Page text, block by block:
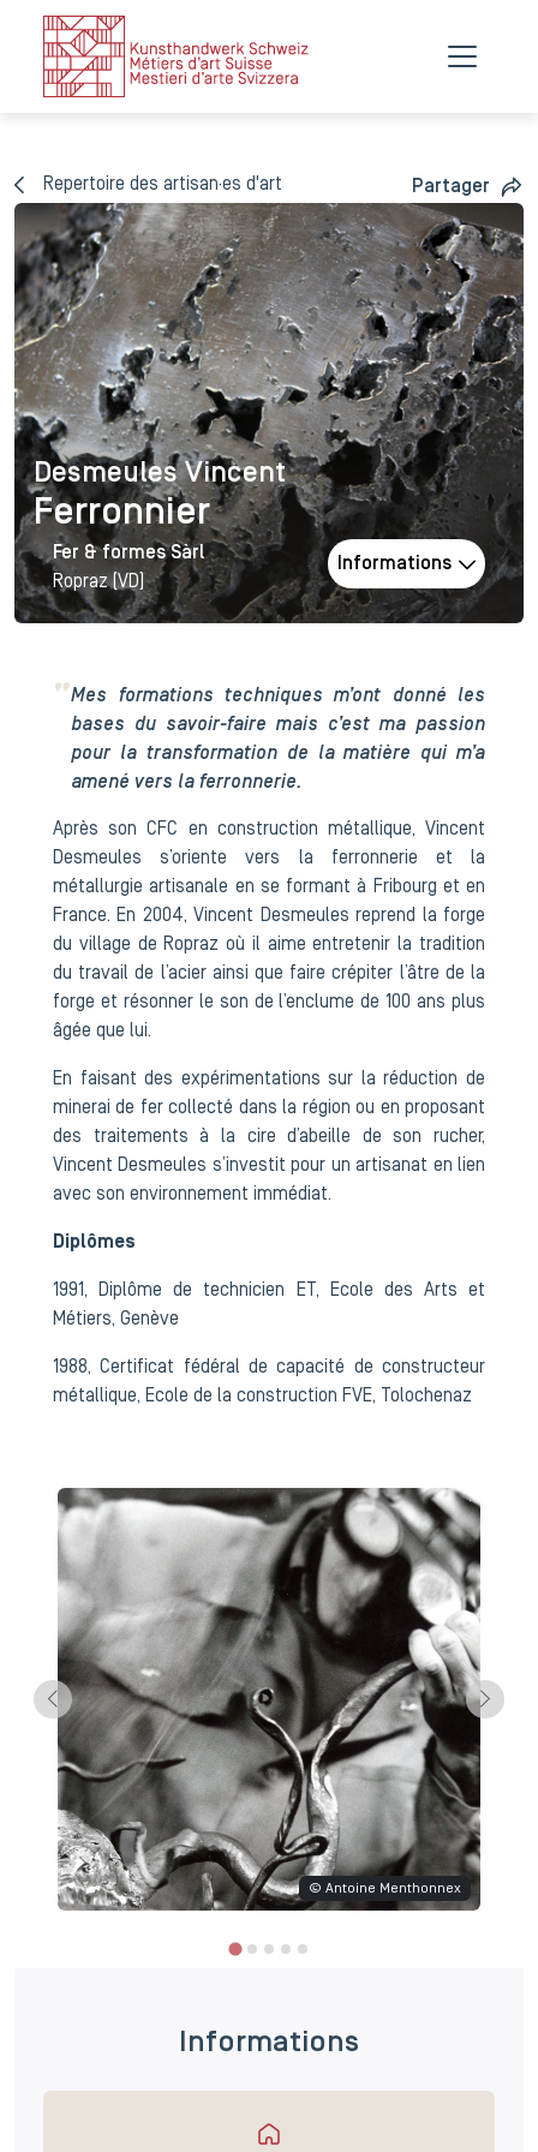
Repertoire des artisan·es d'art Partager
Desmeules Vincent
Desmeules Vincent
Ferronnier
Fer & formes Sàrl
Ropraz (VD)
Informations
Mes formations techniques m’ont donné les
bases du savoir-faire mais c’est ma passion
pour la transformation de la matière qui m’a
amené vers la ferronnerie.
Après son CFC en construction métallique, Vincent
Desmeules s’oriente vers la ferronnerie et la
métallurgie artisanale en se formant à Fribourg et en
France. En 2004, Vincent Desmeules reprend la forge
du village de Ropraz où il aime entretenir la tradition
du travail de l’acier ainsi que faire crépiter l’âtre de la
forge et résonner le son de l’enclume de 100 ans plus
âgée que lui.
En faisant des expérimentations sur la réduction de
minerai de fer collecté dans la région ou en proposant
des traitements à la cire d’abeille de son rucher,
Vincent Desmeules s’investit pour un artisanat en lien
avec son environnement immédiat.
Diplômes
1991, Diplôme de technicien ET, Ecole des Arts et
Métiers, Genève
1988, Certificat fédéral de capacité de constructeur
métallique, Ecole de la construction FVE, Tolochenaz
© Antoine Menthonnex
Informations